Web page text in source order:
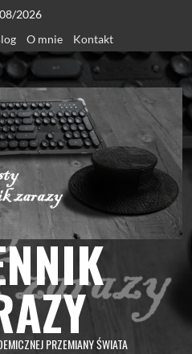
2026
O mnie Kontakt
PRZEMIANY ŚWIATA